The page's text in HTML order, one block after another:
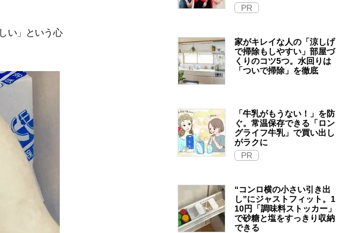
い」という心
PR
家がキレイな人の「涼しげ
で掃除もしやすい」部屋づ
くりのコツ5つ。水回りは
「ついで掃除」を徹底
「牛乳がもうない！」を防
ぐ。常温保存できる「ロン
グライフ牛乳」で買い出し
がラクに
PR
“コンロ横の小さい引き出
し”にジャストフィット。1
10円「調味料ストッカー」
で砂糖と塩をすっきり収納
できる